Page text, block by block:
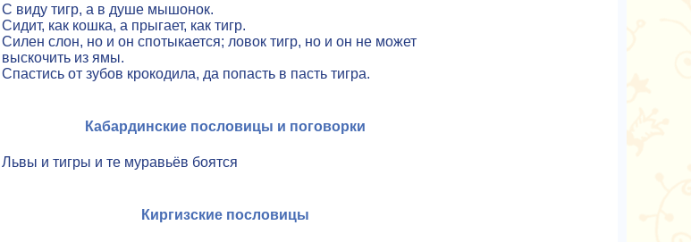
С виду тигр, а в душе мышонок.
Сидит, как кошка, а прыгает, как тигр.
Силен слон, но и он спотыкается; ловок тигр, но и он не может
выскочить из ямы.
Спастись от зубов крокодила, да попасть в пасть тигра.
Кабардинские пословицы и поговорки
Львы и тигры и те муравьёв боятся
Киргизские пословицы